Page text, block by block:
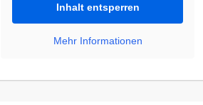
Inhalt entsperren
Mehr Informationen